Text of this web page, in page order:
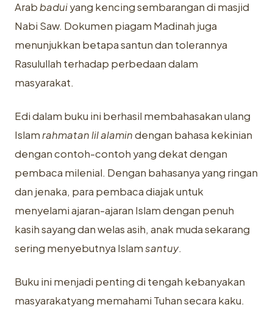
Arabbaduiyang kencing sembarangan di masjid
Nabi Saw. Dokumen piagam Madinah juga
menunjukkan betapa santun dan tolerannya
Rasulullah terhadap perbedaan dalam
masyarakat.
Edi dalam buku ini berhasil membahasakan ulang
Islamrahmatan lil alamindengan bahasa kekinian
dengan contoh-contoh yang dekat dengan
pembaca milenial. Dengan bahasanya yang ringan
dan jenaka, para pembaca diajak untuk
menyelami ajaran-ajaran Islam dengan penuh
kasih sayang dan welas asih, anak muda sekarang
sering menyebutnya Islamsantuy.
Buku ini menjadi penting di tengah kebanyakan
masyarakatyang memahami Tuhan secara kaku.